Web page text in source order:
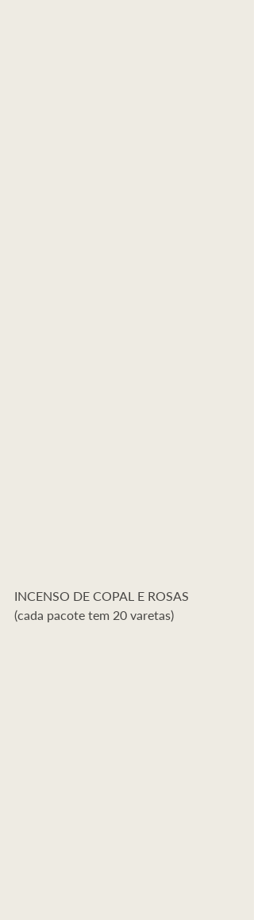
INCENSO DE COPAL E ROSAS
(cada pacote tem 20 varetas)